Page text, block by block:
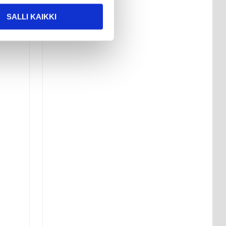
SALLI KAIKKI